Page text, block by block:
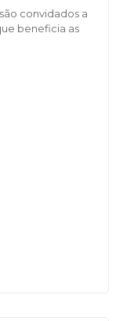
convidados a
beneficia as